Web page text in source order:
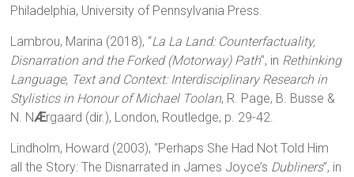
Philadelphia, University of Pennsylvania Press.
Lambrou, Marina (2018), “La La Land: Counterfactuality,
Disnarration and the Forked (Motorway) Path”, in Rethinking
Language, Text and Context: Interdisciplinary Research in
Stylistics in Honour of Michael Toolan, R. Page, B. Busse &
N. NÆrgaard (dir.), London, Routledge, p. 29-42.
Lindholm, Howard (2003), “Perhaps She Had Not Told Him
all the Story: The Disnarrated in James Joyce’s Dubliners”, in